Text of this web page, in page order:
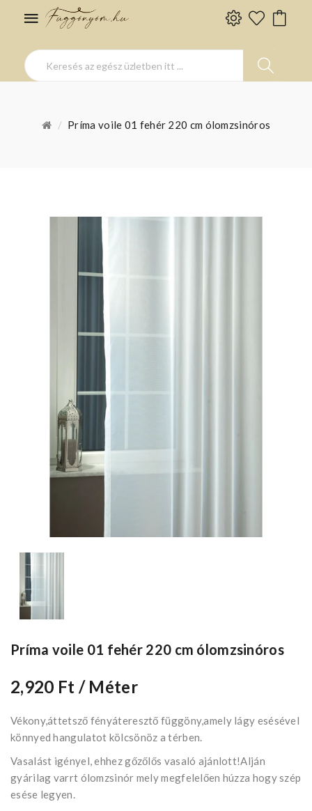
Príma voile 01 fehér 220 cm ólomzsinóros
Príma voile 01 fehér 220 cm ólomzsinóros
2,920 Ft / Méter
Vékony,áttetsző fényáteresztő függöny,amely lágy esésével
könnyed hangulatot kölcsönöz a térben.
Vasalást igényel, ehhez gőzőlős vasaló ajánlott!Alján
gyárilag varrt ólomzsinór mely megfelelően húzza hogy szép
esése legyen.